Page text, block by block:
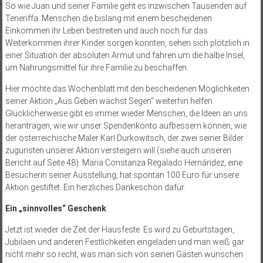
So wie Juan und seiner Familie geht es inzwischen Tausenden auf
Teneriffa. Menschen die bislang mit einem bescheidenen
Einkommen ihr Leben bestreiten und auch noch für das
Weiterkommen ihrer Kinder sorgen konnten, sehen sich plötzlich in
einer Situation der absoluten Armut und fahren um die halbe Insel,
um Nahrungsmittel für ihre Familie zu beschaffen.
Hier möchte das Wochenblatt mit den bescheidenen Möglichkeiten
seiner Aktion „Aus Geben wächst Segen“ weiterhin helfen.
Glücklicherweise gibt es immer wieder Menschen, die Ideen an uns
herantragen, wie wir unser Spendenkonto aufbessern können, wie
der österreichische Maler Karl Durkowitsch, der zwei seiner Bilder
zugunsten unserer Aktion versteigern will (siehe auch unseren
Bericht auf Seite 48). Maria Constanza Regalado Hernández, eine
Besucherin seiner Ausstellung, hat spontan 100 Euro für unsere
Aktion gestiftet. Ein herzliches Dankeschön dafür.
Ein „sinnvolles“ Geschenk
Jetzt ist wieder die Zeit der Hausfeste. Es wird zu Geburtstagen,
Jubiläen und anderen Festlichkeiten eingeladen und man weiß gar
nicht mehr so recht, was man sich von seinen Gästen wünschen